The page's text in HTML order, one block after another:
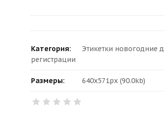
Категория:
Этикетки новогодние
регистрации
Размеры: 640x571px (90.0kb)